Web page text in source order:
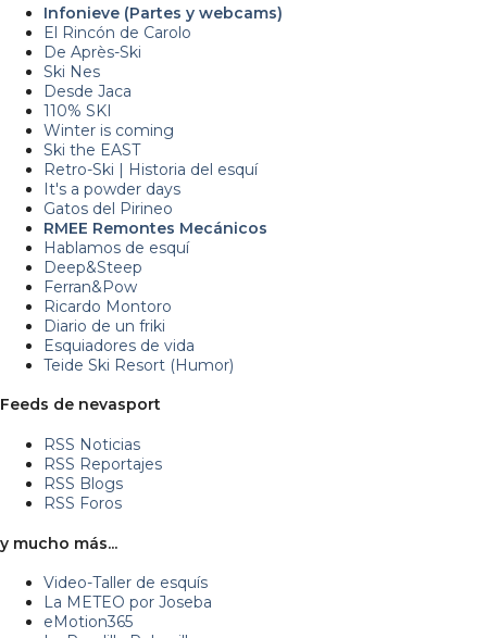
Infonieve (Partes y webcams)
El Rincón de Carolo
De Après-Ski
Ski Nes
Desde Jaca
110% SKI
Winter is coming
Ski the EAST
Retro-Ski | Historia del esquí
It's a powder days
Gatos del Pirineo
RMEE Remontes Mecánicos
Hablamos de esquí
Deep&Steep
Ferran&Pow
Ricardo Montoro
Diario de un friki
Esquiadores de vida
Teide Ski Resort (Humor)
Feeds de nevasport
RSS Noticias
RSS Reportajes
RSS Blogs
RSS Foros
y mucho más...
Video-Taller de esquís
La METEO por Joseba
eMotion365